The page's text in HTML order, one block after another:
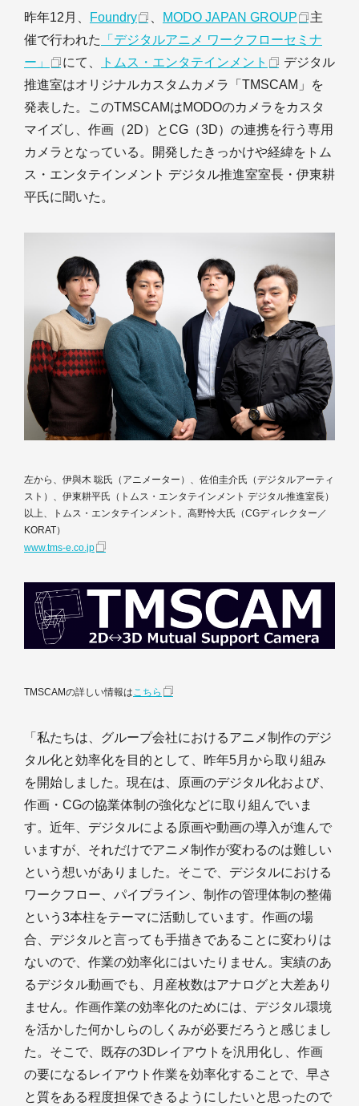
昨年12月、 Foundry MODO JAPAN GROUP
主
催で行われた
「デジタルアニメ ワークフローセミナ
ー」
にて、 トムス・エンタテインメント
デジタル
推進室はオリジナルカスタムカメラ「TMSCAM」を
発表した。このTMSCAMはMODOのカメラをカスタ
マイズし、作画（2D）とCG（3D）の連携を行う専用
カメラとなっている。開発したきっかけや経緯をトム
ス・エンタテインメント デジタル推進室室長・伊東耕
平氏に聞いた。
左から、伊與木 聡氏（アニメーター）、佐伯圭介氏（デジタルアーティ
スト）、伊東耕平氏（トムス・エンタテインメント デジタル推進室長）
以上、トムス・エンタテインメント。高野怜大氏（CGディレクター／
KORAT）
www.tms-e.co.jp
TMSCAMの詳しい情報はこちら
「私たちは、グループ会社におけるアニメ制作のデジ
タル化と効率化を目的として、昨年5月から取り組み
を開始しました。現在は、原画のデジタル化および、
作画・CGの協業体制の強化などに取り組んでいま
す。近年、デジタルによる原画や動画の導入が進んで
いますが、それだけでアニメ制作が変わるのは難しい
という想いがありました。そこで、デジタルにおける
ワークフロー、パイプライン、制作の管理体制の整備
という3本柱をテーマに活動しています。作画の場
合、デジタルと言っても手描きであることに変わりは
ないので、作業の効率化にはいたりません。実績のあ
るデジタル動画でも、月産枚数はアナログと大差あり
ません。作画作業の効率化のためには、デジタル環境
を活かした何かしらのしくみが必要だろうと感じまし
た。そこで、既存の3Dレイアウトを汎用化し、作画
の要になるレイアウト作業を効率化することで、早さ
と質をある程度担保できるようにしたいと思ったので